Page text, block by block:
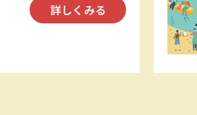
詳しくみる